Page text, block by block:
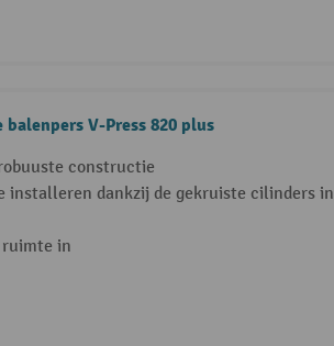
V-Press 820 plus
constructie
installeren dankzij de gekruiste cilinders in
in